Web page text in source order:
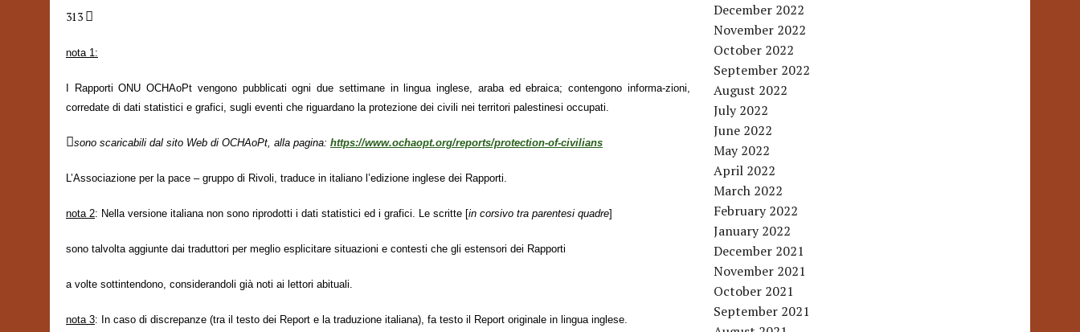
313 
nota 1:
I Rapporti ONU OCHAoPt vengono pubblicati ogni due settimane in lingua inglese, araba ed ebraica; contengono informa-zioni,
corredate di dati statistici e grafici, sugli eventi che riguardano la protezione dei civili nei territori palestinesi occupati.
sono scaricabili dal sito Web di OCHAoPt, alla pagina: https://www.ochaopt.org/reports/protection-of-civilians
L’Associazione per la pace – gruppo di Rivoli, traduce in italiano l’edizione inglese dei Rapporti.
nota 2: Nella versione italiana non sono riprodotti i dati statistici ed i grafici. Le scritte [in corsivo tra parentesi quadre]
sono talvolta aggiunte dai traduttori per meglio esplicitare situazioni e contesti che gli estensori dei Rapporti
a volte sottintendono, considerandoli già noti ai lettori abituali.
nota 3: In caso di discrepanze (tra il testo dei Report e la traduzione italiana), fa testo il Report originale in lingua inglese.
December 2022
November 2022
October 2022
September 2022
August 2022
July 2022
June 2022
May 2022
April 2022
March 2022
February 2022
January 2022
December 2021
November 2021
October 2021
September 2021